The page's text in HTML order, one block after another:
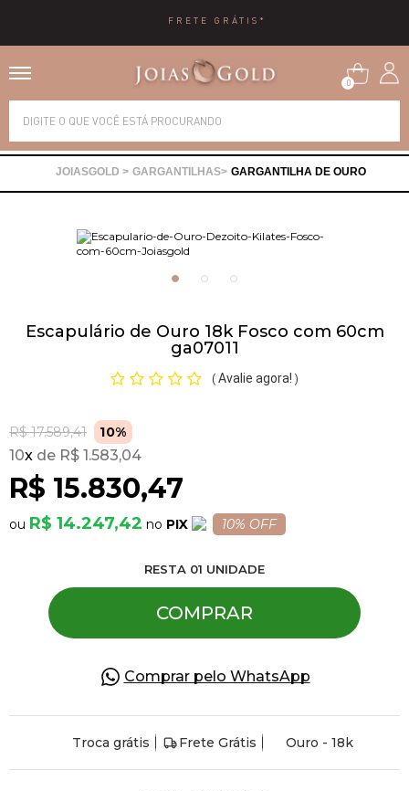
FRETE GRÁTIS*
0
GARGANTILHAS GARGANTILHA DE OURO
Escapulário de Ouro 18k Fosco com 60cm
ga07011
( Avalie agora! )
R$ 17.589,41 10%
R$ 15.830,47
10x R$ 1.583,04
R$ 14.247,42 PIX 10% OFF
RESTA 01 UNIDADE
COMPRAR
Comprar pelo WhatsApp
Troca grátis Frete Grátis Ouro - 18k
Alianças
Brincos
Pulseiras
Piercing
Pedras Preciosas
Presente
OFERTAS